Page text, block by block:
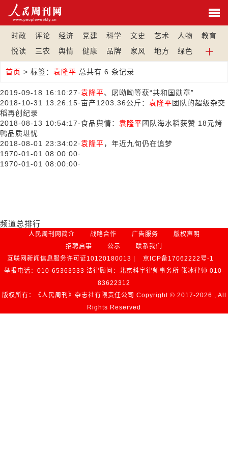
时政 评论 经济 党建 科学 文史 艺术 人物
教育
悦读
三农 舆情 健康 品牌 家风 地方 绿色
首页 > 标签： 袁隆平 总共有 6 条记录
2019-09-18 16:10:27· 袁隆平、屠呦呦等获“共和国勋章”
2018-10-31 13:26:15·亩产1203.36公斤： 袁隆平团队的超级杂交
稻再创纪录
2018-08-13 10:54:17·食品舆情： 袁隆平团队海水稻获赞 18元烤
鸭品质堪忧
2018-08-01 23:34:02· 袁隆平，年近九旬仍在追梦
1970-01-01 08:00:00·
1970-01-01 08:00:00·
频道总排行
人民周刊网简介 战略合作 广告服务
版权声明
招聘启事
公示
联系我们
互联网新闻信息服务许可证10120180013 |
京ICP备17062222号-1
举报电话：010-65363533 法律顾问：北京科宇律师事务所 张冰律师 010-
83622312
版权所有：《人民周刊》杂志社有限责任公司 Copyright © 2017-2026 , All
Rights Reserved